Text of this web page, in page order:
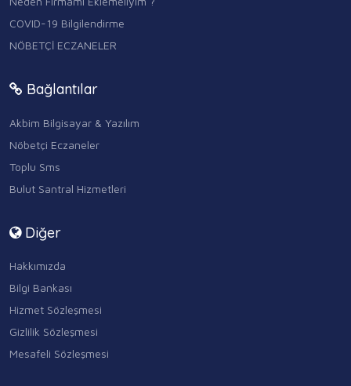
COVID-19 Bilgilendirme
NÖBETÇİ ECZANELER
Bağlantılar
Akbim Bilgisayar & Yazılım
Nöbetçi Eczaneler
Toplu Sms
Bulut Santral Hizmetleri
Diğer
Hakkımızda
Bilgi Bankası
Hizmet Sözleşmesi
Gizlilik Sözleşmesi
Mesafeli Sözleşmesi